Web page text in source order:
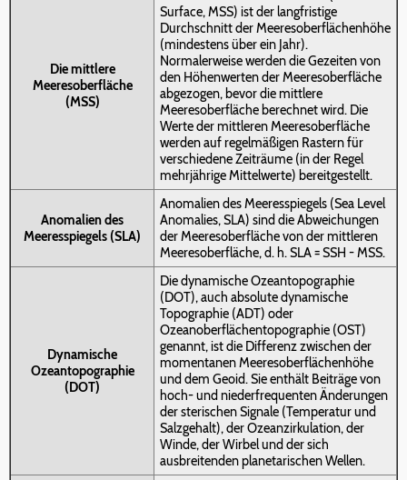
Die mittlere
Meeresoberfläche
(MSS)
Surface, MSS) ist der langfristige
Durchschnitt der Meeresoberflächenhöhe
(mindestens über ein Jahr).
Normalerweise werden die Gezeiten von
den Höhenwerten der Meeresoberfläche
abgezogen, bevor die mittlere
Meeresoberfläche berechnet wird. Die
Werte der mittleren Meeresoberfläche
werden auf regelmäßigen Rastern für
verschiedene Zeiträume (in der Regel
mehrjährige Mittelwerte) bereitgestellt.
Anomalien des
Meeresspiegels (SLA)
Anomalien des Meeresspiegels (Sea Level
Anomalies, SLA) sind die Abweichungen
der Meeresoberfläche von der mittleren
Meeresoberfläche, d. h. SLA = SSH - MSS.
Dynamische
Ozeantopographie
(DOT)
Die dynamische Ozeantopographie
(DOT), auch absolute dynamische
Topographie (ADT) oder
Ozeanoberflächentopographie (OST)
genannt, ist die Differenz zwischen der
momentanen Meeresoberflächenhöhe
und dem Geoid. Sie enthält Beiträge von
hoch- und niederfrequenten Änderungen
der sterischen Signale (Temperatur und
Salzgehalt), der Ozeanzirkulation, der
Winde, der Wirbel und der sich
ausbreitenden planetarischen Wellen.